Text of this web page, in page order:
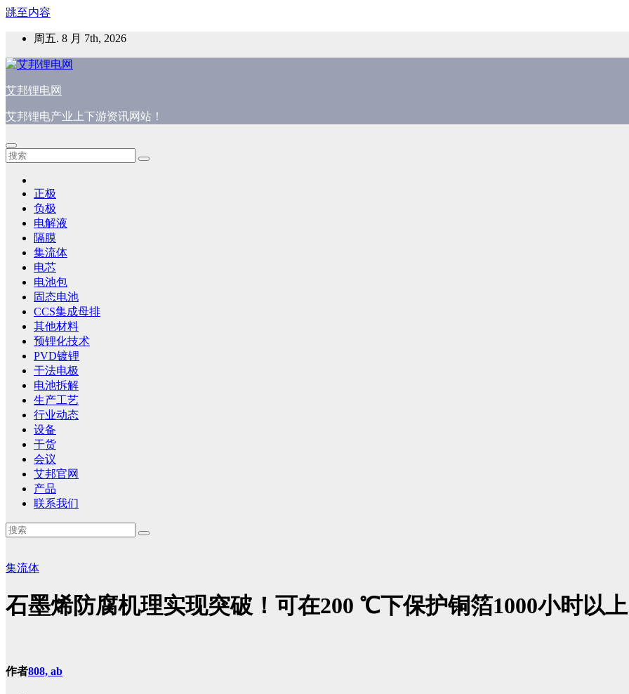
跳至内容
周五. 8 月 7th, 2026
艾邦锂电网
艾邦锂电产业上下游资讯网站！
正极
负极
电解液
隔膜
集流体
电芯
电池包
固态电池
CCS集成母排
其他材料
预锂化技术
PVD镀锂
干法电极
电池拆解
生产工艺
行业动态
设备
干货
会议
艾邦官网
产品
联系我们
集流体
石墨烯防腐机理实现突破！可在200 ℃下保护铜箔1000小时以
作者808, ab